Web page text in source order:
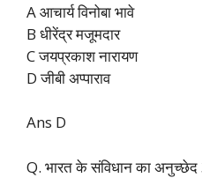
A आचार्य विनोबा भावे
B धीरेंद्र मजूमदार
C जयप्रकाश नारायण
D जीबी अप्पाराव
Ans D
Q. भारत के संविधान का